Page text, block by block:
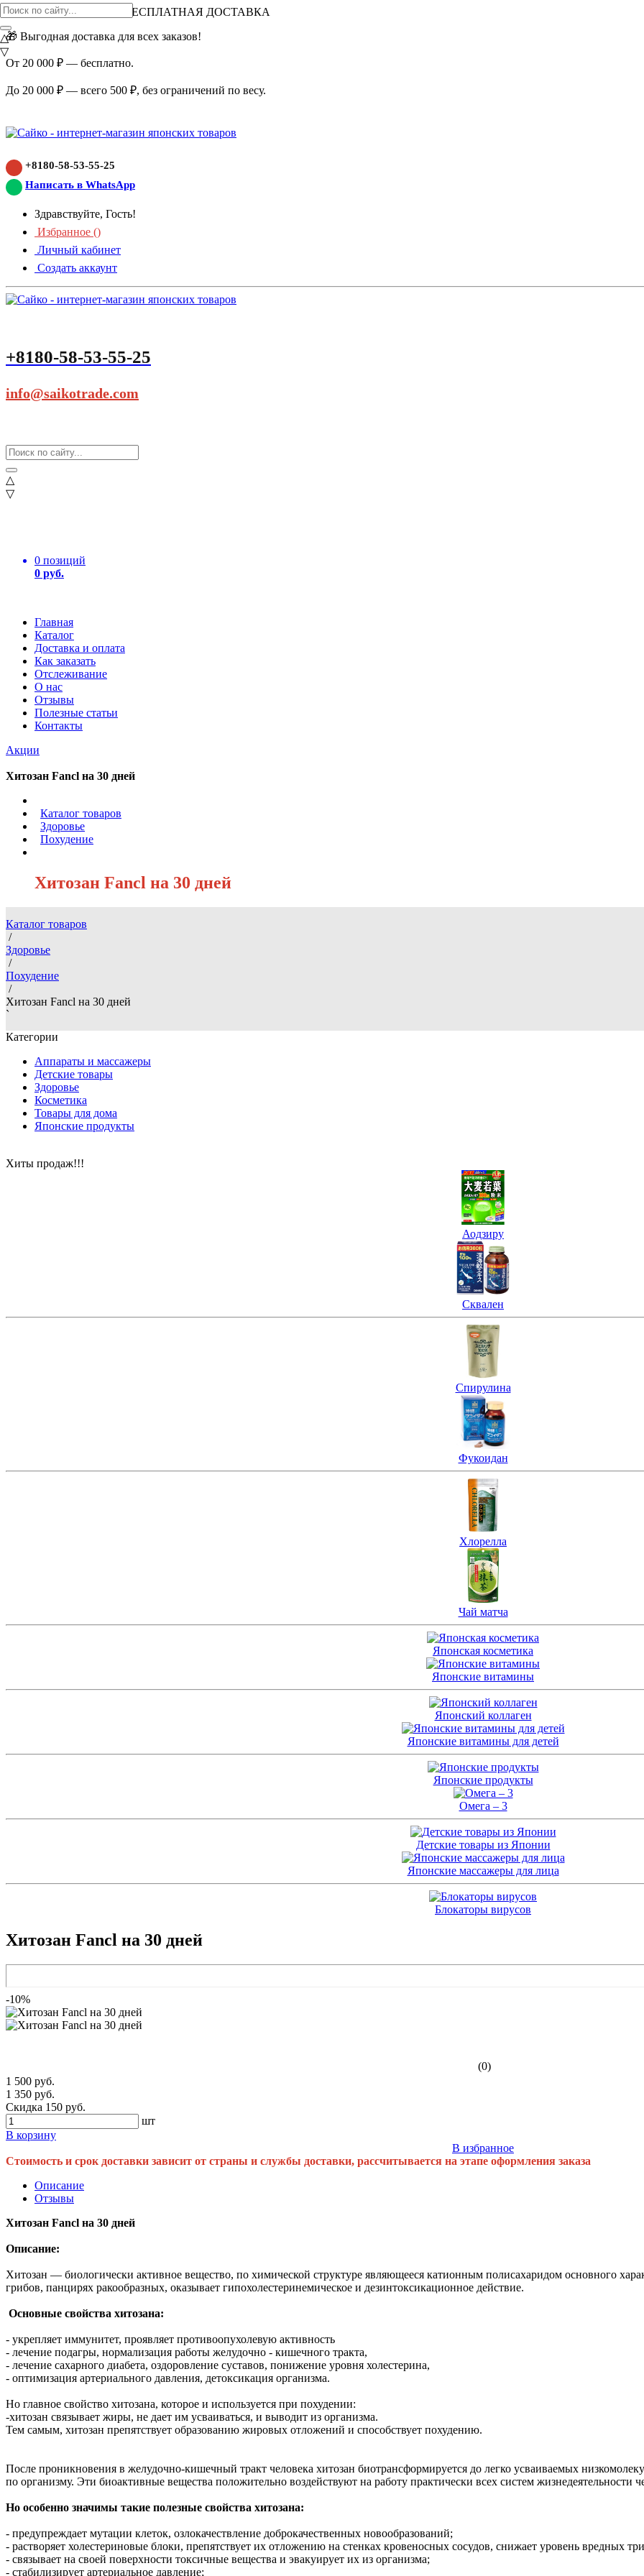
ВНИМАНИЕ АКЦИЯ!
БЕСПЛАТНАЯ ДОСТАВКА
🎁 Выгодная доставка для всех заказов!
От 20 000 ₽ — бесплатно.
До 20 000 ₽ — всего 500 ₽, без ограничений по весу.
+8180-58-53-55-25
Написать в WhatsApp
Здравствуйте, Гость!
Избранное ()
Личный кабинет
Создать аккаунт
+8180-58-53-55-25
info@saikotrade.com
△
▽
0 позиций
0 руб.
Главная
Каталог
Доставка и оплата
Как заказать
Отслеживание
О нас
Отзывы
Полезные статьи
Контакты
Акции
△
▽
Хитозан Fancl на 30 дней
Каталог товаров
Здоровье
Похудение
Хитозан Fancl на 30 дней
Каталог товаров
/
Здоровье
/
Похудение
/
Хитозан Fancl на 30 дней
`
Категории
Аппараты и массажеры
Детские товары
Здоровье
Косметика
Товары для дома
Японские продукты
Хиты продаж!!!
Аодзиру
Сквален
Спирулина
Фукоидан
Хлорелла
Чай матча
Японская косметика
Японские витамины
Японский коллаген
Японские витамины для детей
Японские продукты
Омега – 3
Детские товары из Японии
Японские массажеры для лица
Блокаторы вирусов
Хитозан Fancl на 30 дней
-10%
(0)
1 500 руб.
1 350 руб.
Скидка 150 руб.
шт
В корзину
В избранное
Стоимость и срок доставки зависит от страны и службы доставки, рассчитывается на этапе оформления заказа
Описание
Отзывы
Хитозан Fancl на 30 дней
Описание:
Хитозан — биологически активное вещество, по химической структуре являющееся катионным полисахаридом основного
грибов, панцирях ракообразных, оказывает гипохолестеринемическое и дезинтоксикационное действие.
Основные свойства хитозана:
- укрепляет иммунитет, проявляет противоопухолевую активность
- лечение подагры, нормализация работы желудочно - кишечного тракта,
- лечение сахарного диабета, оздоровление суставов, понижение уровня холестерина,
- оптимизация артериального давления, детоксикация организма.
Но главное свойство хитозана, которое и используется при похудении:
-хитозан связывает жиры, не дает им усваиваться, и выводит из организма.
Тем самым, хитозан препятствует образованию жировых отложений и способствует похудению.
После проникновения в желудочно-кишечный тракт человека хитозан биотрансформируется до легко усваиваемых
по организму. Эти биоактивные вещества положительно воздействуют на работу практически всех систем жизнедеятельности
Но особенно значимы такие полезные свойства хитозана:
- предупреждает мутации клеток, озлокачествление доброкачественных новообразований;
- растворяет холестериновые блоки, препятствует их отложению на стенках кровеносных сосудов, снижает уровень вредных
- связывает на своей поверхности токсичные вещества и эвакуирует их из организма;
- стабилизирует артериальное давление;